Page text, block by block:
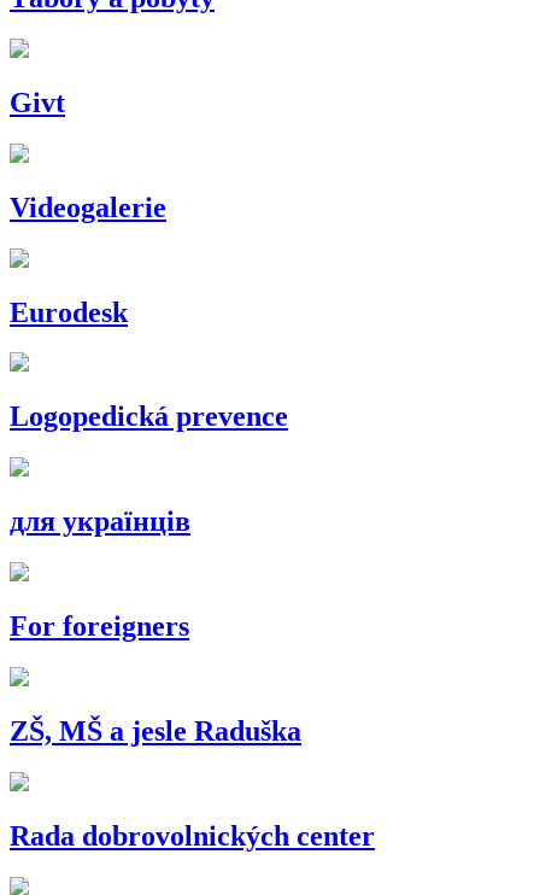
Givt
Videogalerie
Eurodesk
Logopedická prevence
для українців
For foreigners
ZŠ, MŠ a jesle Raduška
Rada dobrovolnických center